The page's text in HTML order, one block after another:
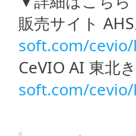
販売サイト
soft.com/
CeVIO AI 東北
soft.com/